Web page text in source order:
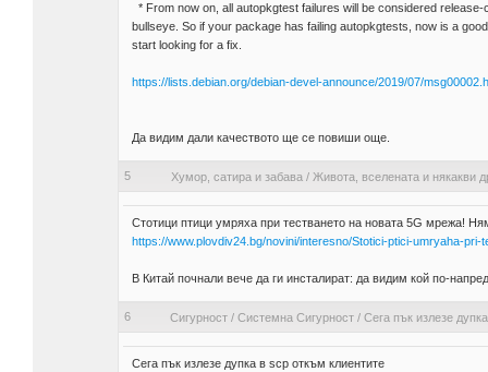
* From now on, all autopkgtest failures will be considered release-
bullseye. So if your package has failing autopkgtests, now is a
start looking for a fix.
https://lists.debian.org/debian-devel-announce/2019/07/
Да видим дали качеството ще се повиши още.
5 Хумор, сатира и забава / Живота, вселената и някакви
Стотици птици умряха при тестването на новата 5G мрежа!
https://www.plovdiv24.bg/novini/interesno/Stotici-ptici-umryaha-
В Китай почнали вече да ги инсталират: да видим кой по-
6 Сигурност/ Системна Сигурност/ Сега пък излезе
Сега пък излезе дупка в scp откъм клиентите